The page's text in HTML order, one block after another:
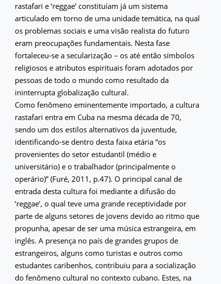
rastafari e ‘reggae’ constituíam já um sistema
articulado em torno de uma unidade temática, na qual
os problemas sociais e uma visão realista do futuro
eram preocupações fundamentais. Nesta fase
fortaleceu-se a secularização – os até então símbolos
religiosos e atributos espirituais foram adotados por
pessoas de todo o mundo como resultado da
ininterrupta globalização cultural.
Como fenômeno eminentemente importado, a cultura
rastafari entra em Cuba na mesma década de 70,
sendo um dos estilos alternativos da juventude,
identificando-se dentro desta faixa etária “os
provenientes do setor estudantil (médio e
universitário) e o trabalhador (principalmente o
operário)” (Furé, 2011, p.47). O principal canal de
entrada desta cultura foi mediante a difusão do
‘reggae’, o qual teve uma grande receptividade por
parte de alguns setores de jovens devido ao ritmo que
propunha, apesar de ser uma música estrangeira, em
inglês. A presença no país de grandes grupos de
estrangeiros, alguns como turistas e outros como
estudantes caribenhos, contribuiu para a socialização
do fenômeno cultural no contexto cubano. Estes, na